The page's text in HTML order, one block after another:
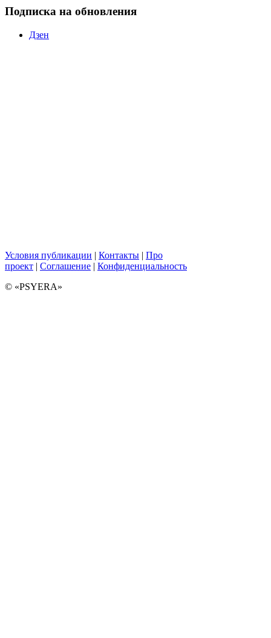
Подписка на обновления
Дзен
Условия публикации | Контакты | Про
проект | Соглашение | Конфиденциальность
© «PSYERA»